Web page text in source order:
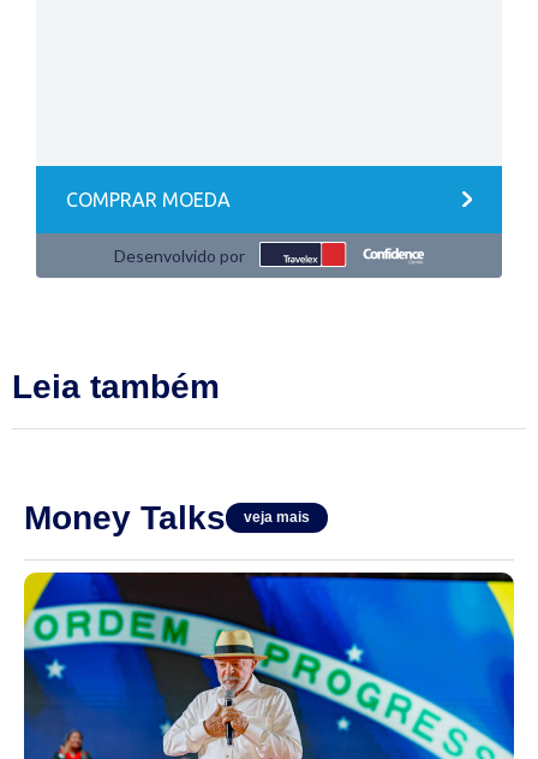
Leia também
Money Talks veja mais